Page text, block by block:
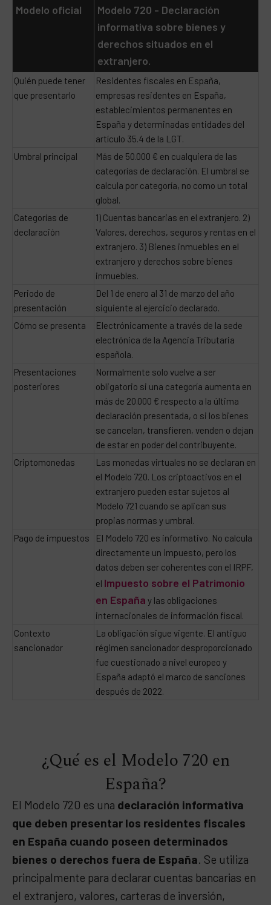
Modelo oficial
Modelo 720 - Declaración
informativa sobre bienes y
derechos situados en el
extranjero.
Quién puede tener
que presentarlo
Residentes fiscales en España,
empresas residentes en España,
establecimientos permanentes en
España y determinadas entidades del
artículo 35.4 de la LGT.
Umbral principal
Más de 50.000 € en cualquiera de las
categorías de declaración. El umbral se
calcula por categoría, no como un total
global.
Categorías de
declaración
1) Cuentas bancarias en el extranjero. 2)
Valores, derechos, seguros y rentas en el
extranjero. 3) Bienes inmuebles en el
extranjero y derechos sobre bienes
inmuebles.
Periodo de
presentación
Del 1 de enero al 31 de marzo del año
siguiente al ejercicio declarado.
Cómo se presenta
Electrónicamente a través de la sede
electrónica de la Agencia Tributaria
española.
Presentaciones
posteriores
Normalmente solo vuelve a ser
obligatorio si una categoría aumenta en
más de 20.000 € respecto a la última
declaración presentada, o si los bienes
se cancelan, transfieren, venden o dejan
de estar en poder del contribuyente.
Criptomonedas
Las monedas virtuales no se declaran en
el Modelo 720. Los criptoactivos en el
extranjero pueden estar sujetos al
Modelo 721 cuando se aplican sus
propias normas y umbral.
Pago de impuestos
El Modelo 720 es informativo. No calcula
directamente un impuesto, pero los
datos deben ser coherentes con el IRPF,
el Impuesto sobre el Patrimonio
en España y las obligaciones
internacionales de información fiscal.
Contexto
sancionador
La obligación sigue vigente. El antiguo
régimen sancionador desproporcionado
fue cuestionado a nivel europeo y
España adaptó el marco de sanciones
después de 2022.
¿Qué es el Modelo 720 en
España?
El Modelo 720 es una declaración informativa
que deben presentar los residentes fiscales
en España cuando poseen determinados
bienes o derechos fuera de España. Se utiliza
principalmente para declarar cuentas bancarias en
el extranjero, valores, carteras de inversión,